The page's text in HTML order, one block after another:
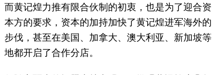
而黄记煌力推有限合伙制的初衷，也是为了迎合资
本方的要求，资本的加持加快了黄记煌进军海外的
步伐，甚至在美国、加拿大、澳大利亚、新加坡等
地都开启了合作分店。